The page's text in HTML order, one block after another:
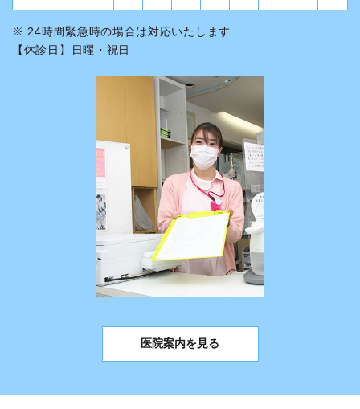
※ 24時間緊急時の場合は対応いたします
【休診日】日曜・祝日
医院案内を見る